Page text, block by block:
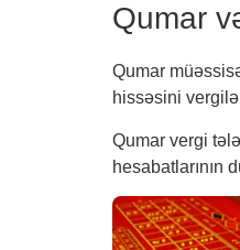
Qumar
Qumar
hissəsini
Qumar vergi
hesabatlarının